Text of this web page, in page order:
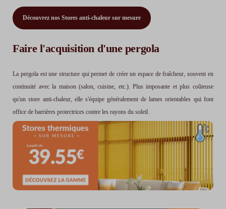
Découvrez nos Stores anti-chaleur sur mesure
Faire l'acquisition d'une pergola
La pergola est une structure qui permet de créer un espace de fraîcheur, souvent en
continuité avec la maison (salon, cuisine, etc.). Plus imposante et plus coûteuse
qu'un store anti-chaleur, elle s'équipe généralement de lames orientables qui font
office de barrières protectrices contre les rayons du soleil.